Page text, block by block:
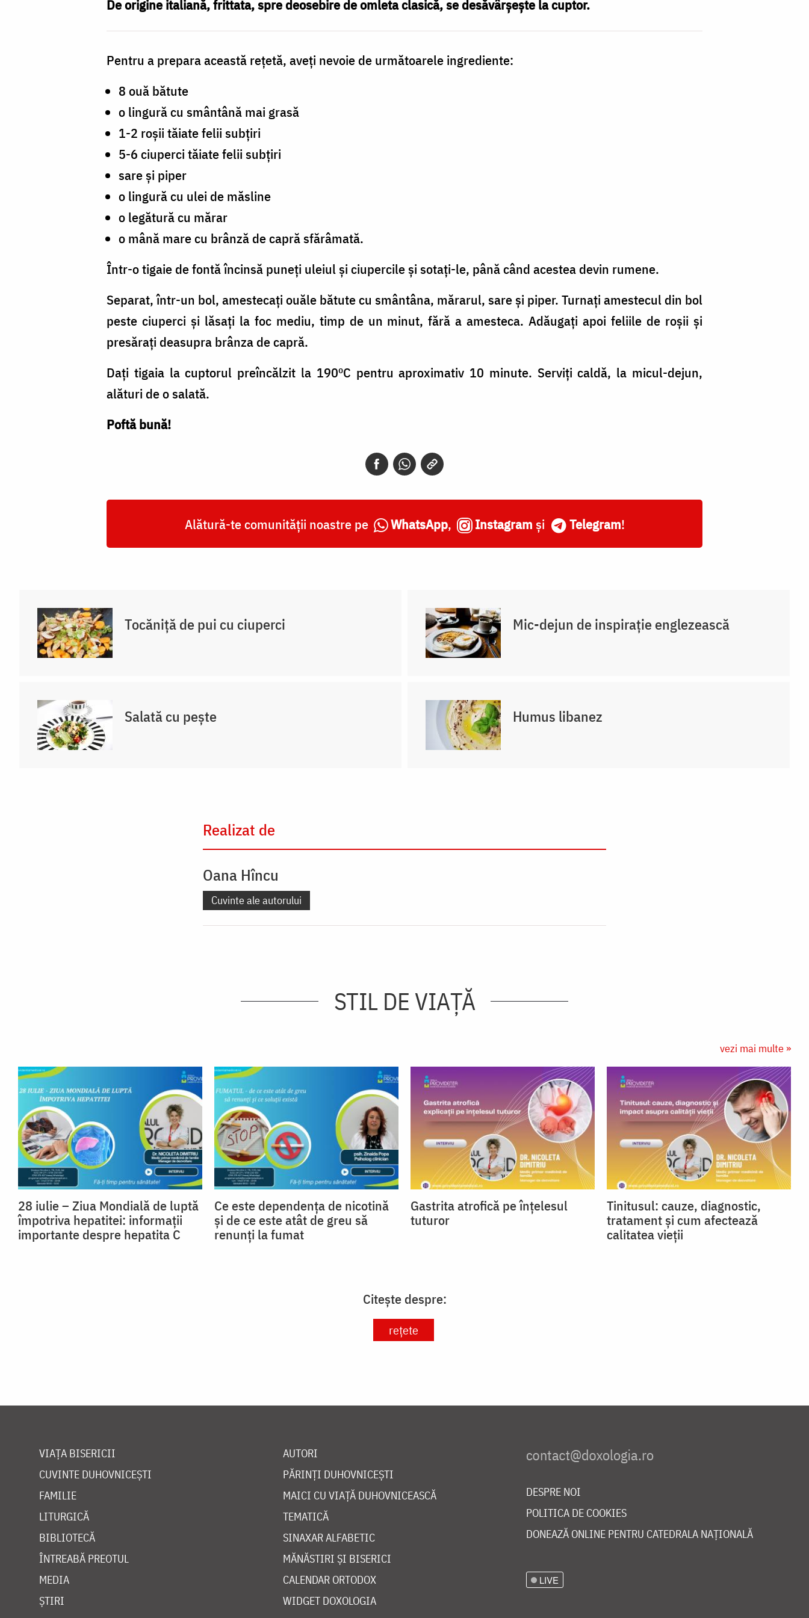
De origine italiană, frittata, spre deosebire de omleta clasică, se desăvârșește la cuptor.
Pentru a prepara această rețetă, aveți nevoie de următoarele ingrediente:
8 ouă bătute
o lingură cu smântână mai grasă
1-2 roșii tăiate felii subțiri
5-6 ciuperci tăiate felii subțiri
sare și piper
o lingură cu ulei de măsline
o legătură cu mărar
o mână mare cu brânză de capră sfărâmată.
Într-o tigaie de fontă încinsă puneți uleiul și ciupercile și sotați-le, până când acestea devin rumene.
Separat, într-un bol, amestecați ouăle bătute cu smântâna, mărarul, sare și piper. Turnați amestecul din bol
peste ciuperci și lăsați la foc mediu, timp de un minut, fără a amesteca. Adăugați apoi feliile de roșii și
presărați deasupra brânza de capră.
Dați tigaia la cuptorul preîncălzit la 190ºC pentru aproximativ 10 minute. Serviți caldă, la micul-dejun,
alături de o salată.
Poftă bună!
Alătură-te comunității noastre pe WhatsApp, Instagram și Telegram!
Tocăniță de pui cu ciuperci Mic-dejun de inspirație englezească
Salată cu pește Humus libanez
Realizat de
Oana Hîncu
Cuvinte ale autorului
STIL DE VIAŢĂ
vezi mai multe »
28 iulie – Ziua Mondială de luptă
împotriva hepatitei: informații
importante despre hepatita C
Ce este dependența de nicotină
și de ce este atât de greu să
renunți la fumat
Gastrita atrofică pe înțelesul
tuturor
Tinitusul: cauze, diagnostic,
tratament și cum afectează
calitatea vieții
Citește despre:
rețete
VIAȚA BISERICII
CUVINTE DUHOVNICEȘTI
FAMILIE
LITURGICĂ
BIBLIOTECĂ
ÎNTREABĂ PREOTUL
MEDIA
ȘTIRI
AUTORI
PĂRINȚI DUHOVNICEȘTI
MAICI CU VIAȚĂ DUHOVNICEASCĂ
TEMATICĂ
SINAXAR ALFABETIC
MĂNĂSTIRI ȘI BISERICI
CALENDAR ORTODOX
WIDGET DOXOLOGIA
DESPRE NOI
POLITICA DE COOKIES
DONEAZĂ ONLINE PENTRU CATEDRALA NAȚIONALĂ
LIVE